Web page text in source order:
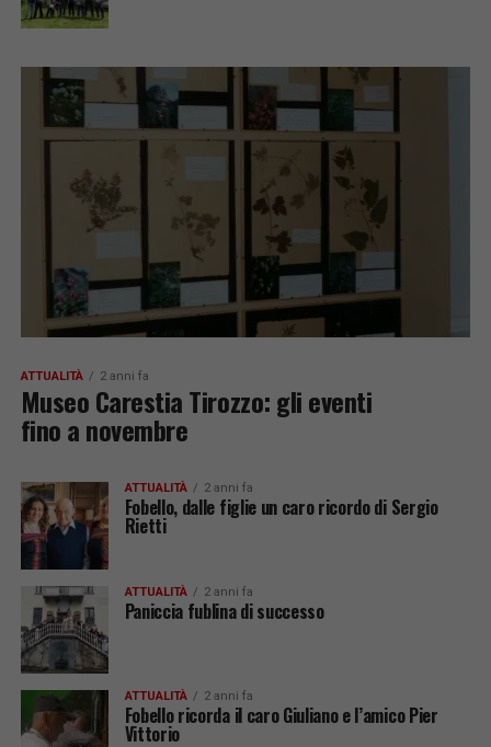
ATTUALITÀ 2 anni fa
Museo Carestia Tirozzo: gli eventi
fino a novembre
ATTUALITÀ 2 anni fa
Fobello, dalle figlie un caro ricordo di Sergio
Rietti
ATTUALITÀ 2 anni fa
Paniccia fublina di successo
ATTUALITÀ 2 anni fa
Fobello ricorda il caro Giuliano e l’amico Pier
Vittorio